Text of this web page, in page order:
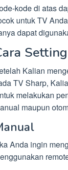
kode di atas
untuk TV
dapat
Kalian
TV Sharp,
melakukan
maupun
Anda ingin